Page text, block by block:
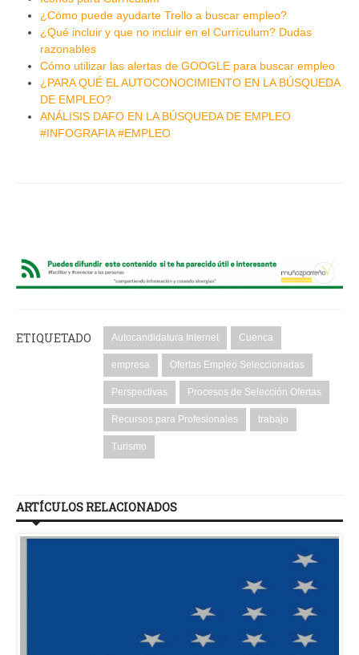
¿Cómo puede ayudarte Trello a buscar empleo?
¿Qué incluir y que no incluir en el Currículum? Dudas
razonables
Cómo utilizar las alertas de GOOGLE para buscar empleo
¿PARA QUÉ EL AUTOCONOCIMIENTO EN LA BÚSQUEDA
DE EMPLEO?
ANÁLISIS DAFO EN LA BÚSQUEDA DE EMPLEO
#INFOGRAFIA #EMPLEO
ETIQUETADO Autocandidatura Internet Cuenca
empresa Ofertas Empleo Seleccionadas
Perspectivas Procesos de Selección Ofertas
Recursos para Profesionales trabajo
Turismo
ARTÍCULOS RELACIONADOS